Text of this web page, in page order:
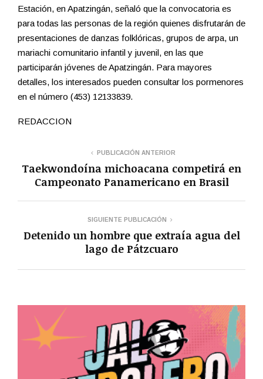
Estación, en Apatzingán, señaló que la convocatoria es
para todas las personas de la región quienes disfrutarán de
presentaciones de danzas folklóricas, grupos de arpa, un
mariachi comunitario infantil y juvenil, en las que
participarán jóvenes de Apatzingán. Para mayores
detalles, los interesados pueden consultar los pormenores
en el número (453) 12133839.
REDACCION
PUBLICACIÓN ANTERIOR
Taekwondoína michoacana competirá en
Campeonato Panamericano en Brasil
SIGUIENTE PUBLICACIÓN
Detenido un hombre que extraía agua del
lago de Pátzcuaro